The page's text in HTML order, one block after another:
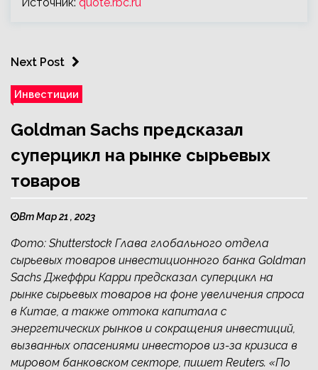
Next Post
Инвестиции
Goldman Sachs предсказал
суперцикл на рынке сырьевых
товаров
Вт Мар 21 , 2023
Фото: Shutterstock Глава глобального отдела
сырьевых товаров инвестиционного банка Goldman
Sachs Джеффри Карри предсказал суперцикл на
рынке сырьевых товаров на фоне увеличения спроса
в Китае, а также оттока капитала с
энергетических рынков и сокращения инвестиций,
вызванных опасениями инвесторов из-за кризиса в
мировом банковском секторе, пишет Reuters. «По